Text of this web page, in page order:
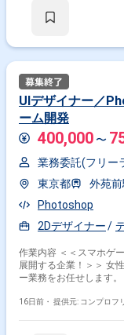
UIデザイナー／
ーム開発
400,000 〜
業務委託(フリー
東京都
外苑前
Photoshop
2Dデザイナー
作業内容 ＜＜スマホゲ
展開する企業！＞＞ 女
ー業務をお任せします
デザインデータ作成、
16日前・ 提供元: コンプロフ